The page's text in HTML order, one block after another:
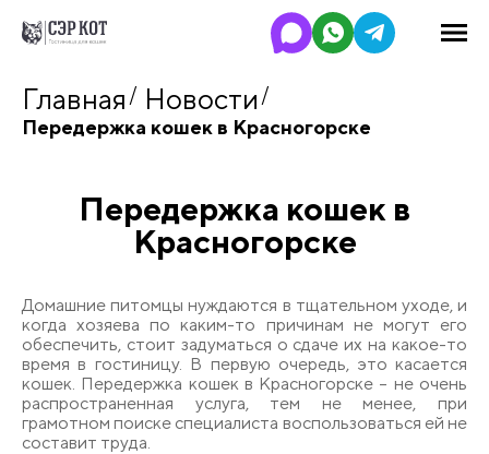
Главная Новости
Передержка кошек в Красногорске
Передержка кошек в
Красногорске
Домашние питомцы нуждаются в тщательном уходе, и
когда хозяева по каким-то причинам не могут его
обеспечить, стоит задуматься о сдаче их на какое-то
время в гостиницу. В первую очередь, это касается
кошек. Передержка кошек в Красногорске – не очень
распространенная услуга, тем не менее, при
грамотном поиске специалиста воспользоваться ей не
составит труда.